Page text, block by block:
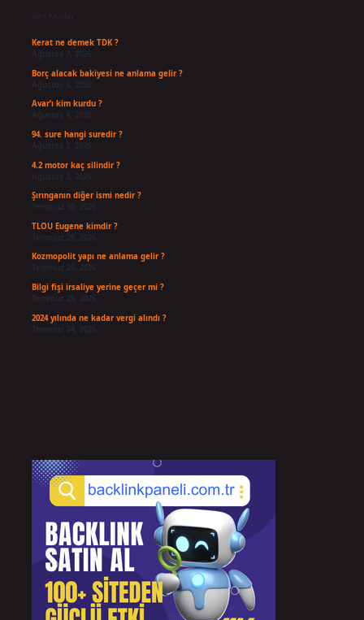
Son Yazılar
Kerat ne demek TDK ?
Ağustos 7, 2026
Borç alacak bakiyesi ne anlama gelir ?
Ağustos 6, 2026
Avar’ı kim kurdu ?
Ağustos 4, 2026
94. sure hangi suredir ?
Ağustos 3, 2026
4.2 motor kaç silindir ?
Ağustos 3, 2026
Şırınganın diğer ismi nedir ?
TLOU Eugene kimdir ?
Temmuz 29, 2026
Kozmopolit yapı ne anlama gelir ?
Bilgi fişi irsaliye yerine geçer mi ?
Temmuz 25, 2026
2024 yılında ne kadar vergi alındı ?